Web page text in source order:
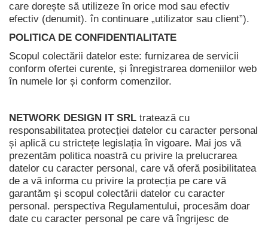
care dorește să utilizeze în orice mod sau efectiv
efectiv (denumit). în continuare „utilizator sau client”).
POLITICA DE CONFIDENTIALITATE
Scopul colectării datelor este: furnizarea de servicii
conform ofertei curente, și înregistrarea domeniilor web
în numele lor și conform comenzilor.
NETWORK DESIGN IT SRL tratează cu
responsabilitatea protecției datelor cu caracter personal
și aplică cu strictețe legislația în vigoare. Mai jos vă
prezentăm politica noastră cu privire la prelucrarea
datelor cu caracter personal, care vă oferă posibilitatea
de a vă informa cu privire la protecția pe care vă
garantăm și scopul colectării datelor cu caracter
personal. perspectiva Regulamentului, procesăm doar
date cu caracter personal pe care vă îngrijesc de